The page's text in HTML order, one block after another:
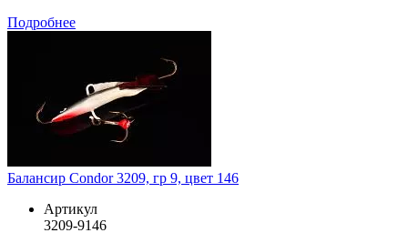
Подробнее
Балансир Condor 3209, гр 9, цвет 146
Артикул
3209-9146